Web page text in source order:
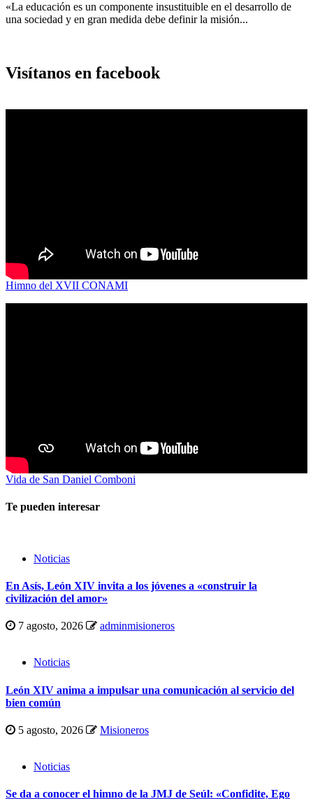
«La educación es un componente insustituible en el desarrollo de
una sociedad y en gran medida debe definir la misión...
Visítanos en facebook
Himno del XVII CONAMI
Vida de San Daniel Comboni
Te pueden interesar
Noticias
En Asís, León XIV invita a los jóvenes a «construir la
civilización del amor»
7 agosto, 2026 adminmisioneros
Noticias
León XIV anima a impulsar una comunicación al servicio del
bien común
5 agosto, 2026 Misioneros
Noticias
Se da a conocer el himno de la JMJ de Seúl: «Confidite, Ego